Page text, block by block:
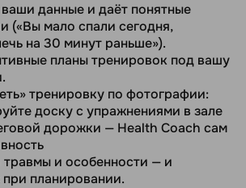
данные и даёт понятные
(«Вы мало спали сегодня,
на 30 минут раньше»).
планы тренировок под вашу
тренировку по фотографии:
доску с упражнениями в зале
дорожки — Health Coach сам
и особенности — и
при планировании.